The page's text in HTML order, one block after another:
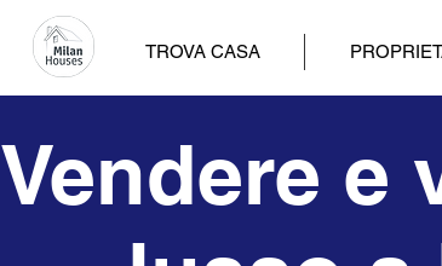
TROVA CASA
Vendere e